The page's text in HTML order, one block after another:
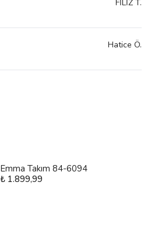
FİLİZ T.
Hatice Ö.
Emma Takım 84-6094
₺ 1.899,99